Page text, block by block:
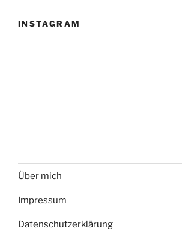
INSTAGRAM
Über mich
Impressum
Datenschutzerklärung